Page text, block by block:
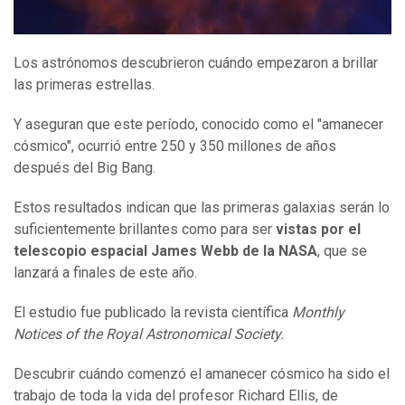
Los astrónomos descubrieron cuándo empezaron a brillar
las primeras estrellas.
Y aseguran que este período, conocido como el "amanecer
cósmico", ocurrió entre 250 y 350 millones de años
después del Big Bang.
Estos resultados indican que las primeras galaxias serán lo
suficientemente brillantes como para ser vistas por el
telescopio espacial James Webb de la NASA, que se
lanzará a finales de este año.
El estudio fue publicado la revista científica Monthly
Notices of the Royal Astronomical Society.
Descubrir cuándo comenzó el amanecer cósmico ha sido el
trabajo de toda la vida del profesor Richard Ellis, de